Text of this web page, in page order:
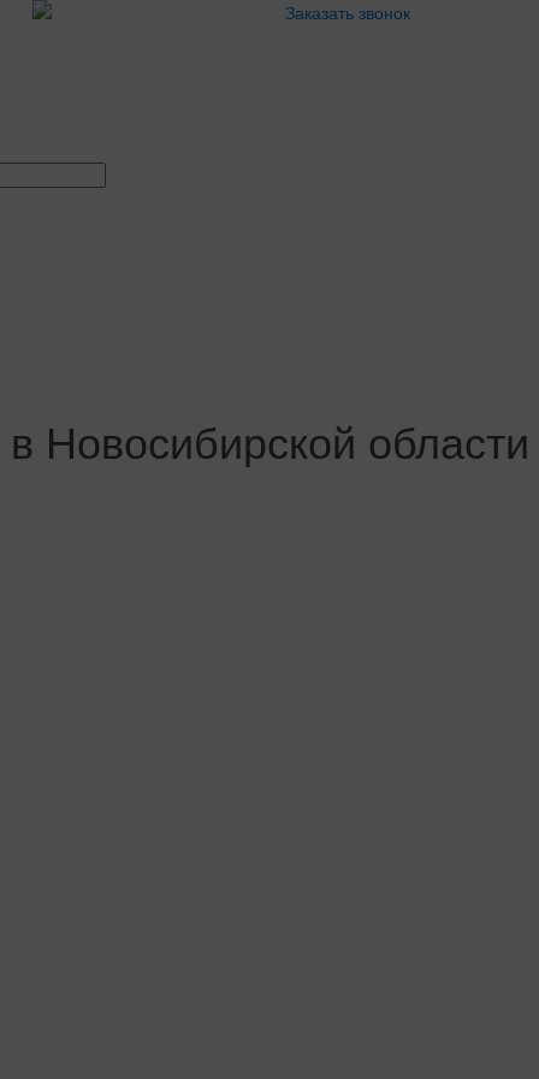
Заказать звонок
Новосибирской области